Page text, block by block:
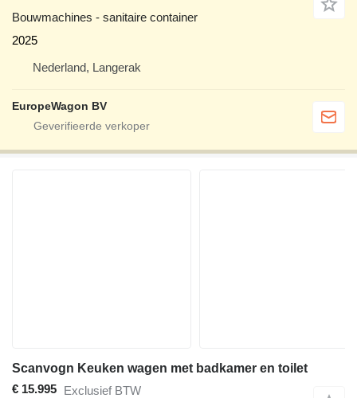
Bouwmachines - sanitaire container
2025
Nederland, Langerak
EuropeWagon BV
Scanvogn Keuken wagen met badkamer en toilet
€ 15.995 Exclusief BTW